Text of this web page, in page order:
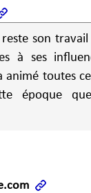
son
à ses
toutes
époque